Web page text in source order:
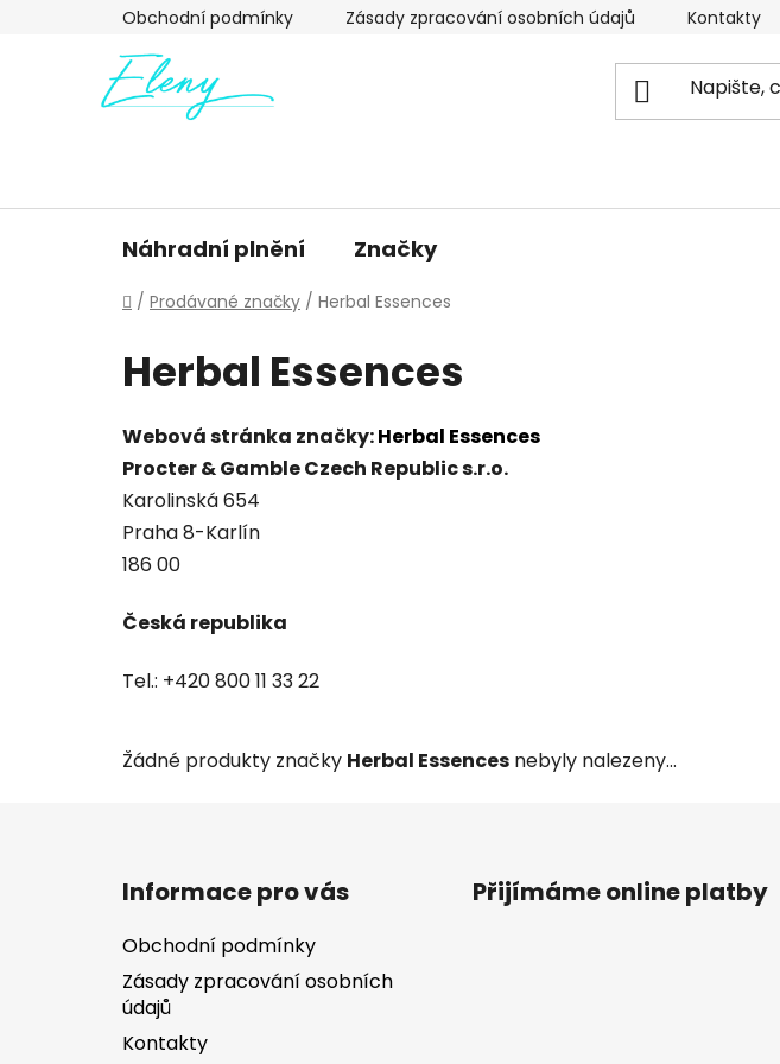
Obchodní podmínky Zásady zpracování osobních údajů Kontakty
Náhradní plnění Značky
Domů
/ Prodávané značky / Herbal Essences
Herbal Essences
Webová stránka značky:Herbal Essences
Procter & Gamble Czech Republic s.r.o.
Karolinská 654
Praha 8-Karlín
186 00
Česká republika
Tel.: +420 800 11 33 22
Žádné produkty značky Herbal Essences nebyly nalezeny...
Informace pro vás
Obchodní podmínky
Zásady zpracování osobních
údajů
Kontakty
Přijímáme online platby